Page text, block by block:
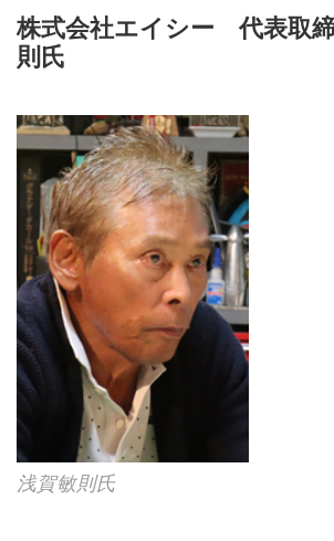
株式会社エイシー 代表取
則氏
浅賀敏則氏